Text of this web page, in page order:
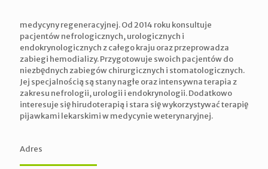
medycyny regeneracyjnej. Od 2014 roku konsultuje
pacjentów nefrologicznych, urologicznych i
endokrynologicznych z całego kraju oraz przeprowadza
zabiegi hemodializy. Przygotowuje swoich pacjentów do
niezbędnych zabiegów chirurgicznych i stomatologicznych.
Jej specjalnością są stany nagłe oraz intensywna terapia z
zakresu nefrologii, urologii i endokrynologii. Dodatkowo
interesuje się hirudoterapią i stara się wykorzystywać terapię
pijawkami lekarskimi w medycynie weterynaryjnej.
Adres